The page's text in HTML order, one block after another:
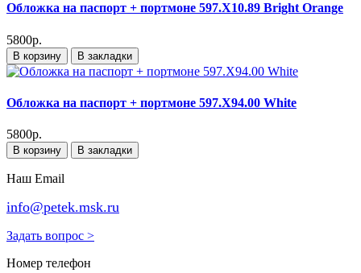
Обложка на паспорт + портмоне 597.X10.89 Bright Orange
5800р.
В корзину В закладки
Обложка на паспорт + портмоне 597.X94.00 White
5800р.
В корзину В закладки
Наш Email
info@petek.msk.ru
Задать вопрос >
Номер телефон